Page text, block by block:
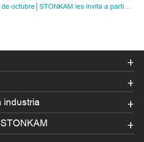
les invita a participar al Canton Fair y HKTDC Electronics Fair
industria